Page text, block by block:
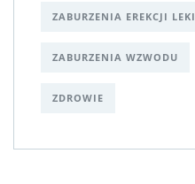
ZABURZENIA EREKCJI LEKI
ZABURZENIA WZWODU
ZDROWIE